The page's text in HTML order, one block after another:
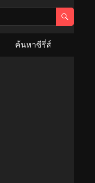
ค้นหาซีรี่ส์